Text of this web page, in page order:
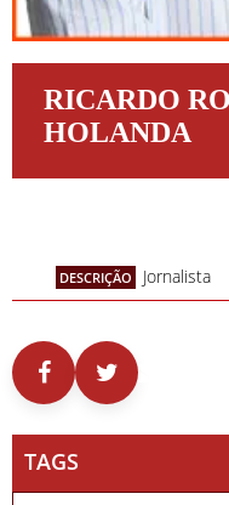
RICARDO
HOLANDA
DESCRIÇÃO Jornalista
TAGS